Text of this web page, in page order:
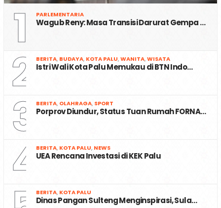
1 PARLEMENTARIA
Wagub Reny: Masa Transisi Darurat Gempa …
2 BERITA, BUDAYA, KOTA PALU,WANITA,WISATA
Istri Wali Kota Palu Memukau di BTN Indo…
3 BERITA, OLAHRAGA, SPORT
Porprov Diundur, Status Tuan Rumah FORNA…
4 BERITA, KOTA PALU, NEWS
UEA Rencana Investasi di KEK Palu
BERITA, KOTA PALU
Dinas Pangan Sulteng Menginspirasi, Sula…